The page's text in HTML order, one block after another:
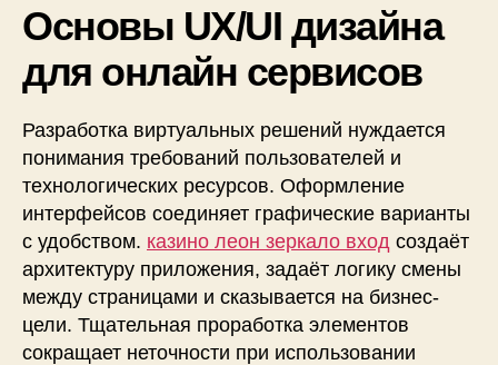
сервисов
へ
の
Основы UX/UI дизайна
для онлайн сервисов
Разработка виртуальных решений нуждается
понимания требований пользователей и
технологических ресурсов. Оформление
интерфейсов соединяет графические варианты
с удобством. казино леон зеркало вход создаёт
архитектуру приложения, задаёт логику смены
между страницами и сказывается на бизнес-
цели. Тщательная проработка элементов
сокращает неточности при использовании